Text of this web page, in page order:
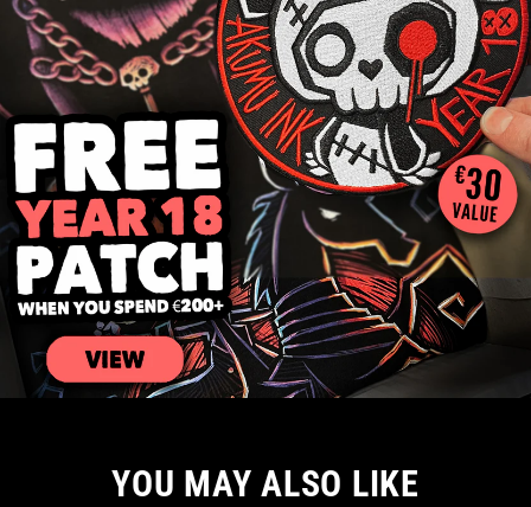
YOU MAY ALSO LIKE